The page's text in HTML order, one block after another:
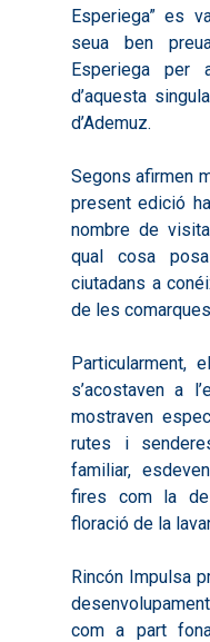
Esperiega” es
seua ben
Esperiega per
d’aquesta
d’Ademuz.
Segons afirmen
present edició
nombre de
qual cosa
ciutadans a
de les comarques
Particularment,
s’acostaven a
mostraven
rutes i
familiar,
fires com la
floració de la
Rincón Impulsa
com a part